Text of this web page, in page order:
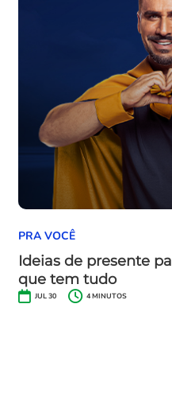
PRA VOCÊ
Ideias de presente
que tem tudo
JUL 30 4MINUTOS